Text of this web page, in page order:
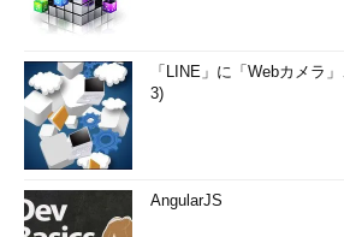
「LINE」に「Webカメラ
3)
AngularJS